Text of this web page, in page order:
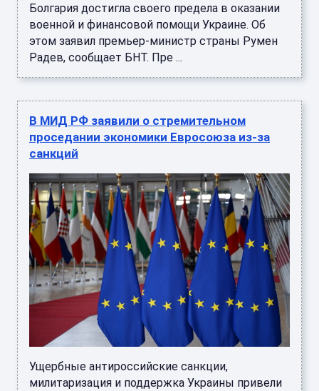
Болгария достигла своего предела в оказании
военной и финансовой помощи Украине. Об
этом заявил премьер-министр страны Румен
Радев, сообщает БНТ. Пре ...
В МИД РФ заявили о стремительном
проседании экономики Евросоюза из-за
санкций
Ущербные антироссийские санкции,
милитаризация и поддержка Украины привели